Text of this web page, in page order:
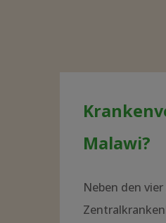
Malawi?
Neben den